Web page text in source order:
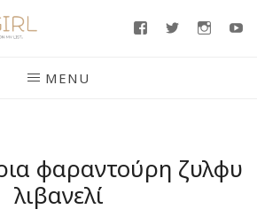
FacebookTwitter
MENU
φαραντούρη ζυλφυ
λιβανελί